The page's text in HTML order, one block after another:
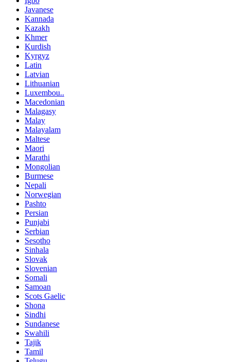
Javanese
Kannada
Kazakh
Khmer
Kurdish
Kyrgyz
Latin
Latvian
Lithuanian
Luxembou..
Macedonian
Malagasy
Malay
Malayalam
Maltese
Maori
Marathi
Mongolian
Burmese
Nepali
Norwegian
Pashto
Persian
Punjabi
Serbian
Sesotho
Sinhala
Slovak
Slovenian
Somali
Samoan
Scots Gaelic
Shona
Sindhi
Sundanese
Swahili
Tajik
Tamil